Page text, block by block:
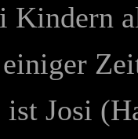
Kindern
ist Josi